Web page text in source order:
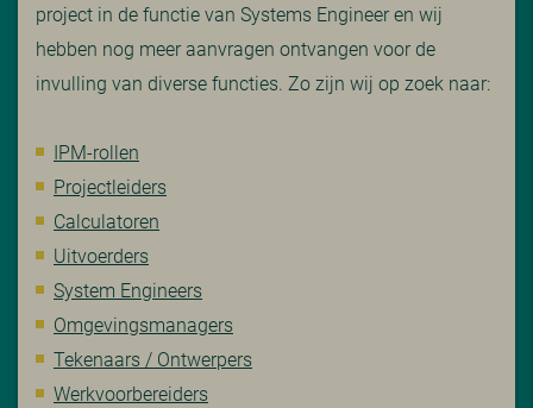
project in de functie van Systems Engineer en wij
hebben nog meer aanvragen ontvangen voor de
invulling van diverse functies. Zo zijn wij op zoek naar:
IPM-rollen
Projectleiders
Calculatoren
Uitvoerders
System Engineers
Omgevingsmanagers
Tekenaars / Ontwerpers
Werkvoorbereiders